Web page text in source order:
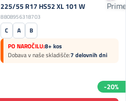
225/55 R17 HS52 XL 101 W
8808956318703
C A
B
PO NAROČILU:8+ kos
Dobava v naše skladišče:7 delovnih dni
-20%